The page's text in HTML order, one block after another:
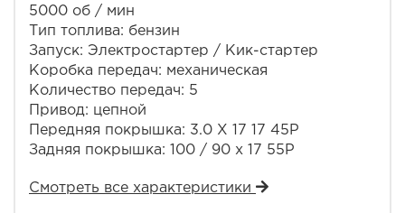
5000 об / мин
Тип топлива: бензин
Запуск: Электростартер / Кик-стартер
Коробка передач: механическая
Количество передач: 5
Привод: цепной
Передняя покрышка: 3.0 Х 17 17 45Р
Задняя покрышка: 100 / 90 х 17 55Р
Смотреть все характеристики